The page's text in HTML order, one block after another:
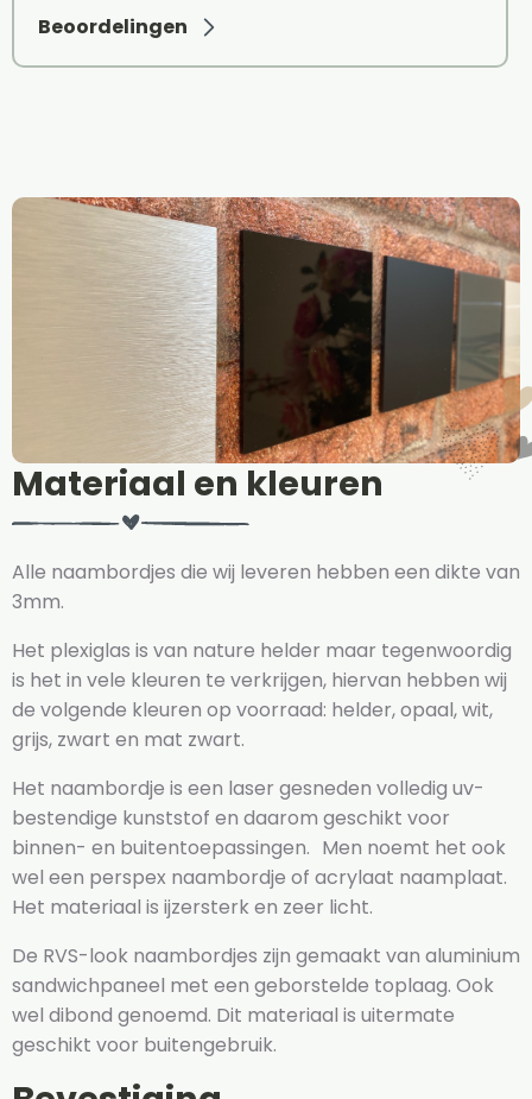
Beoordelingen
Materiaal en kleuren
Alle naambordjes die wij leveren hebben een dikte van
3mm.
Het plexiglas is van nature helder maar tegenwoordig
is het in vele kleuren te verkrijgen, hiervan hebben wij
de volgende kleuren op voorraad: helder, opaal, wit,
grijs, zwart en mat zwart.
Het naambordje is een laser gesneden volledig uv-
bestendige kunststof en daarom geschikt voor
binnen- en buitentoepassingen. Men noemt het ook
wel een perspex naambordje of acrylaat naamplaat.
Het materiaal is ijzersterk en zeer licht.
De RVS-look naambordjes zijn gemaakt van aluminium
sandwichpaneel met een geborstelde toplaag. Ook
wel dibond genoemd. Dit materiaal is uitermate
geschikt voor buitengebruik.